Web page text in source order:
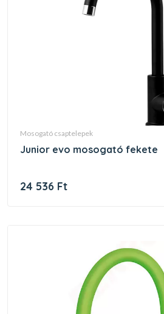
mosogató csaptelepek
junior evo mosogató fekete
24 536 Ft